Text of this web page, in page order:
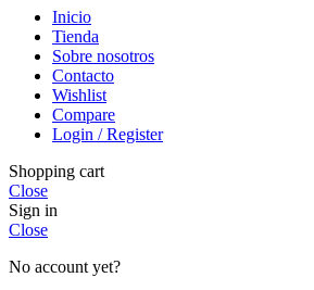
Inicio
Tienda
Sobre nosotros
Contacto
Wishlist
Compare
Login / Register
Shopping cart
Close
Sign in
Close
No account yet?